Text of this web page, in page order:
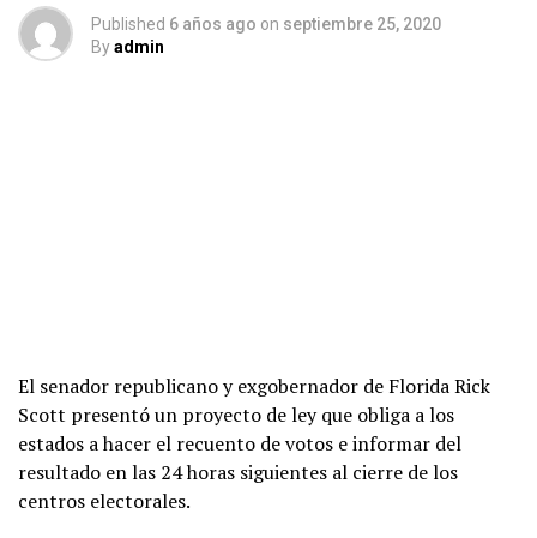
Published 6 años ago on septiembre 25, 2020
Byadmin
El senador republicano y exgobernador de Florida Rick
Scott presentó un proyecto de ley que obliga a los
estados a hacer el recuento de votos e informar del
resultado en las 24 horas siguientes al cierre de los
centros electorales.